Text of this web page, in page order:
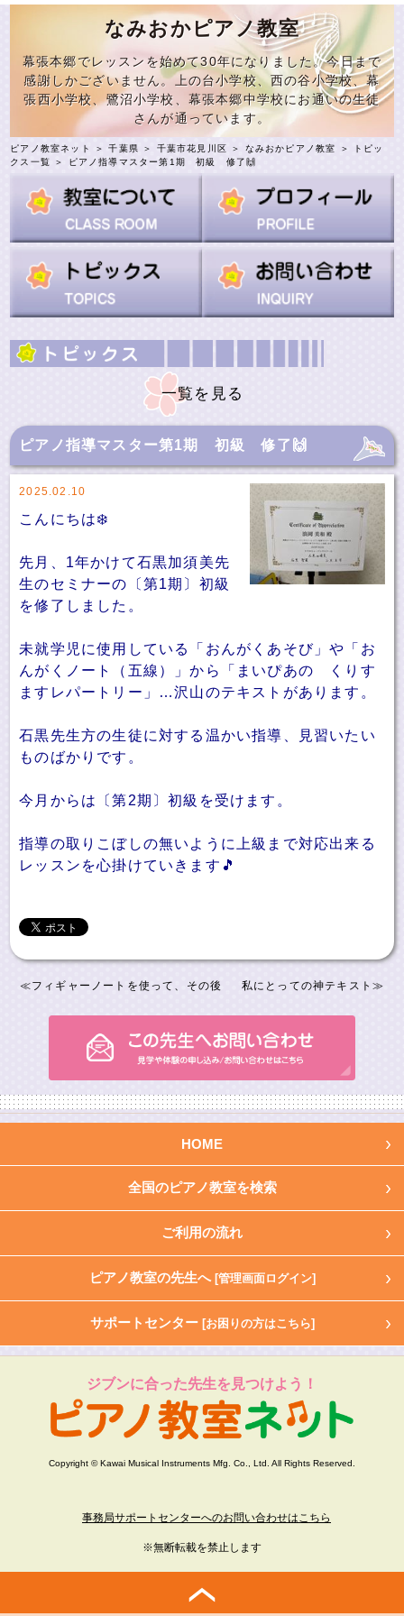
なみおかピアノ教室
幕張本郷でレッスンを始めて30年になりました。今日まで
感謝しかございません。上の台小学校、西の谷小学校、幕
張西小学校、鷺沼小学校、幕張本郷中学校にお通いの生徒
さんが通っています。
ピアノ教室ネット ＞千葉県 ＞ 千葉市花見川区 ＞ なみおかピアノ教室 ＞
トピッ
クス一覧 ＞ ピアノ指導マスター第1期 初級 修了🙌
一覧を見る
ピアノ指導マスター第1期 初級 修了🙌
2025.02.10
こんにちは❄️
先月、1年かけて石黒加須美先
生のセミナーの〔第1期〕初級
を修了しました。
未就学児に使用している「おんがくあそび」や「お
んがくノート（五線）」から「まいぴあの くりす
ますレパートリー」…沢山のテキストがあります。
石黒先生方の生徒に対する温かい指導、見習いたい
ものばかりです。
今月からは〔第2期〕初級を受けます。
指導の取りこぼしの無いように上級まで対応出来る
レッスンを心掛けていきます🎵
≪フィギャーノートを使って、その後 私にとっての神テキスト ≫
HOME
全国のピアノ教室を検索
ご利用の流れ
ピアノ教室の先生へ [管理画面ログイン]
サポートセンター [お困りの方はこちら]
ジブンに合った先生を見つけよう！
Copyright © Kawai Musical Instruments Mfg. Co., Ltd. All Rights Reserved.
事務局サポートセンターへのお問い合わせはこちら
※無断転載を禁止します